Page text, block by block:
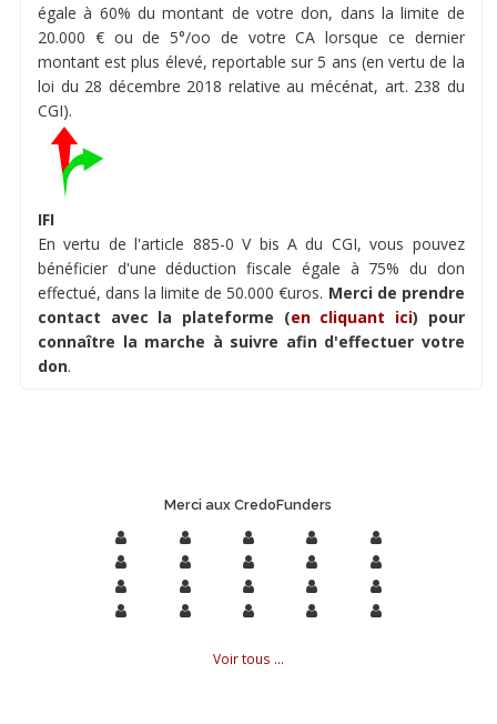
égale à 60% du montant de votre don, dans la limite de
20.000 € ou de 5°/oo de votre CA lorsque ce dernier
montant est plus élevé, reportable sur 5 ans (en vertu de la
loi du 28 décembre 2018 relative au mécénat, art. 238 du
CGI).
IFI
En vertu de l'article 885-0 V bis A du CGI, vous pouvez
bénéficier d'une déduction fiscale égale à 75% du don
effectué, dans la limite de 50.000 €uros. Merci de prendre
contact avec la plateforme (en cliquant ici) pour
connaître la marche à suivre afin d'effectuer votre
don.
Merci aux CredoFunders
Voir tous ...